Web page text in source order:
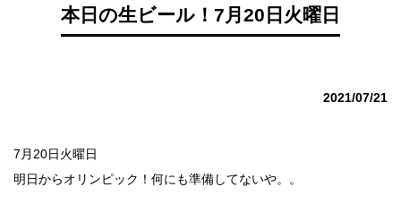
本日の生ビール！7月20日火曜日
2021/07/21
7月20日火曜日
明日からオリンピック！何にも準備してないや。。